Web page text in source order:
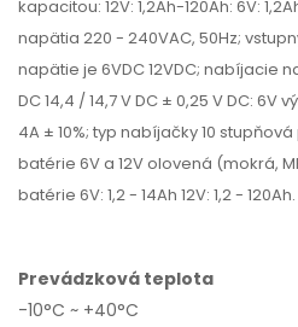
kapacitou: 12V: 1,2Ah-120Ah: 6V:
napätia 220 - 240VAC, 50Hz;
napätie je 6VDC 12VDC; nabíjacie
DC 14,4 / 14,7 V DC ± 0,25 V DC: 6V
4A ± 10%; typ nabíjačky 10
batérie 6V a 12V olovená (mokrá,
batérie 6V: 1,2 - 14Ah 12V: 1,2 - 120Ah.
Prevádzková teplota
-10°C ~ +40°C